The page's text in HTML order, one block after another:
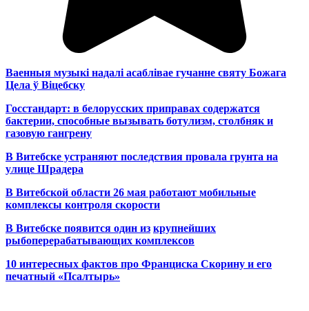
Ваенныя музыкі надалі асаблівае гучанне святу Божага
Цела ў Віцебску
Госстандарт: в белорусских приправах содержатся
бактерии, способные вызывать ботулизм, столбняк и
газовую гангрену
В Витебске устраняют последствия провала грунта на
улице Шрадера
В Витебской области 26 мая работают мобильные
комплексы контроля скорости
В Витебске появится один из крупнейших
рыбоперерабатывающих комплексов
10 интересных фактов про Франциска Скорину и его
печатный «Псалтырь»